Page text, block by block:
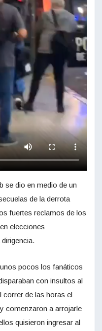
se dio en medio de un
de la derrota
fuertes reclamos de los
elecciones
pocos los fanáticos
con insultos al
correr de las horas el
comenzaron a arrojarle
quisieron ingresar al